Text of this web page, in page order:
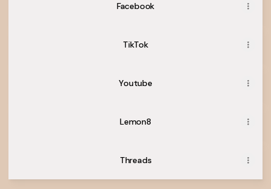
Facebook
TikTok
Youtube
Lemon8
Threads